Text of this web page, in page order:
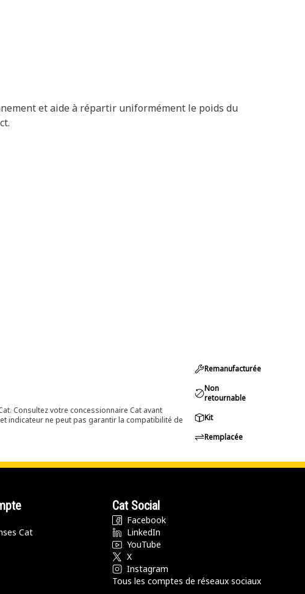
et aide à répartir uniformément le poids du
Consultez votre concessionnaire Cat avant
indicateur ne peut pas garantir la compatibilité de
Remanufacturée
Non
retournable
Kit
Remplacée
Cat
Cat Social
Facebook
LinkedIn
YouTube
X
Instagram
Tous les comptes de réseaux sociaux